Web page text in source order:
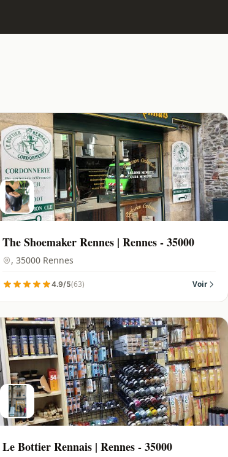
The Shoemaker Rennes | Rennes - 35000
, 35000 Rennes
4.9/5(63) Voir
Le Bottier Rennais | Rennes - 35000